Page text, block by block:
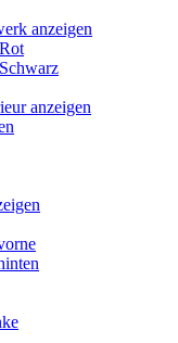
anzeigen
anzeigen